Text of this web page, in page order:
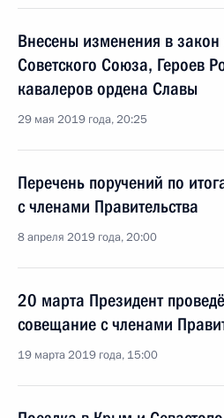
Внесены изменения в закон
Советского Союза, Героев
кавалеров ордена Славы
29 мая 2019 года, 20:25
Перечень поручений по
с членами Правительства
8 апреля 2019 года, 20:00
20 марта Президент
совещание с членами
19 марта 2019 года, 15:00